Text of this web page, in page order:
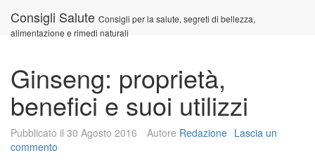
contenuto
Consigli Salute Consigli per la salute, segreti di bellezza,
alimentazione e rimedi naturali
Ginseng: proprietà,
benefici e suoi utilizzi
Pubblicato il 30 Agosto 2016 Autore Redazione Lascia un
commento